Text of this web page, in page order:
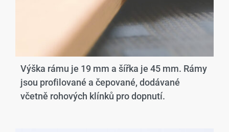
Výška rámu je 19 mm a šířka je 45 mm. Rámy
jsou profilované a čepované, dodávané
včetně rohových klínků pro dopnutí.